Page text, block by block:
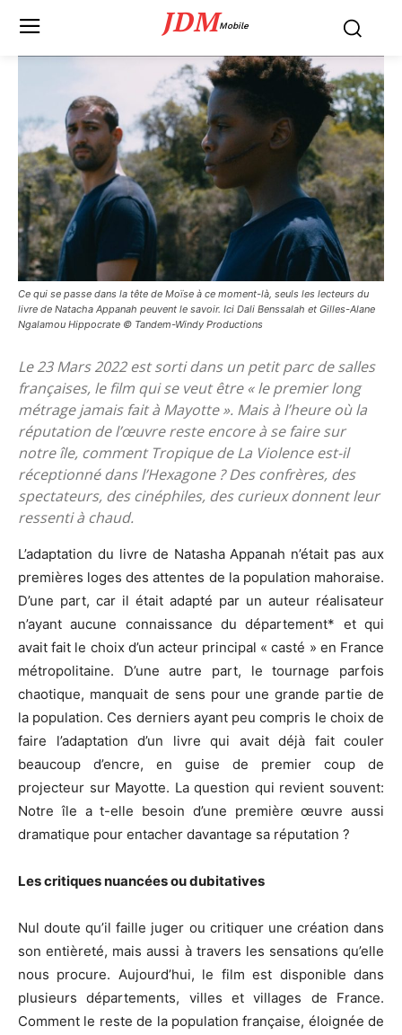
JDMMobile
Ce qui se passe dans la tête de Moïse à ce moment-là, seuls les lecteurs du
livre de Natacha Appanah peuvent le savoir. Ici Dali Benssalah et Gilles-Alane
Ngalamou Hippocrate © Tandem-Windy Productions
Le 23 Mars 2022 est sorti dans un petit parc de salles
françaises, le film qui se veut être « le premier long
métrage jamais fait à Mayotte ». Mais à l’heure où la
réputation de l’œuvre reste encore à se faire sur
notre île, comment Tropique de La Violence est-il
réceptionné dans l’Hexagone ? Des confrères, des
spectateurs, des cinéphiles, des curieux donnent leur
ressenti à chaud.
L’adaptation du livre de Natasha Appanah n’était pas aux
premières loges des attentes de la population mahoraise.
D’une part, car il était adapté par un auteur réalisateur
n’ayant aucune connaissance du département* et qui
avait fait le choix d’un acteur principal « casté » en France
métropolitaine. D’une autre part, le tournage parfois
chaotique, manquait de sens pour une grande partie de
la population. Ces derniers ayant peu compris le choix de
faire l’adaptation d’un livre qui avait déjà fait couler
beaucoup d’encre, en guise de premier coup de
projecteur sur Mayotte. La question qui revient souvent:
Notre île a t-elle besoin d’une première œuvre aussi
dramatique pour entacher davantage sa réputation ?
Les critiques nuancées ou dubitatives
Nul doute qu’il faille juger ou critiquer une création dans
son entièreté, mais aussi à travers les sensations qu’elle
nous procure. Aujourd’hui, le film est disponible dans
plusieurs départements, villes et villages de France.
Comment le reste de la population française, éloignée de